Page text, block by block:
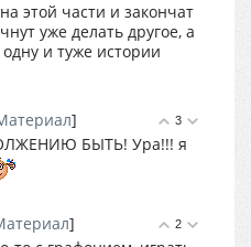
этой части и закончат
уже делать другое, а
и туже истории
3
]
БЫТЬ! Ура!!! я
2
]